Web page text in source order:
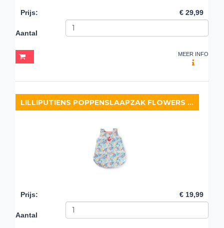
Prijs: € 29,99
Aantal
MEER INFO
LILLIPUTIENS POPPENSLAAPZAK FLOWERS (36 CM)
Prijs: € 19,99
Aantal